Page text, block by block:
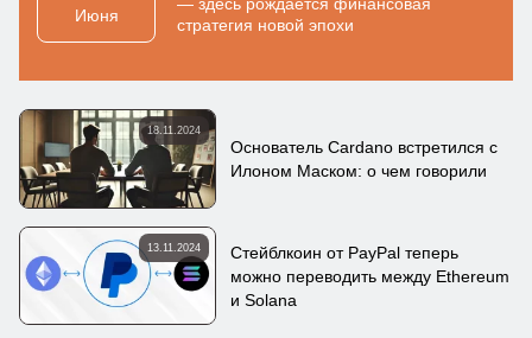
Июня
— здесь рождается финансовая
стратегия новой эпохи
18.11.2024
Основатель Cardano встретился с
Илоном Маском: о чем говорили
13.11.2024
Стейблкоин от PayPal теперь
можно переводить между Ethereum
и Solana